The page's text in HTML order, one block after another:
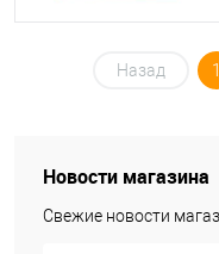
Назад 1
Новости магазина
Свежие новости